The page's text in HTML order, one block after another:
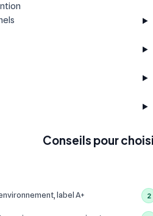
Conseils pour
label A+ 2